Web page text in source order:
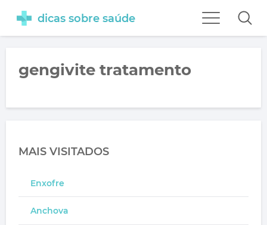
dicas sobre saúde
gengivite tratamento
MAIS VISITADOS
Enxofre
Anchova